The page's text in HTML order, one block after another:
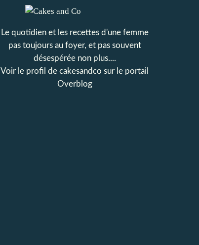
Le quotidien et les recettes d'une femme
pas toujours au foyer, et pas souvent
désespérée non plus....
Voir le profil de cakesandco sur le portail
Overblog